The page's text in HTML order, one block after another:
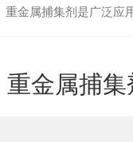
重金属捕集剂是广泛应
重金属捕